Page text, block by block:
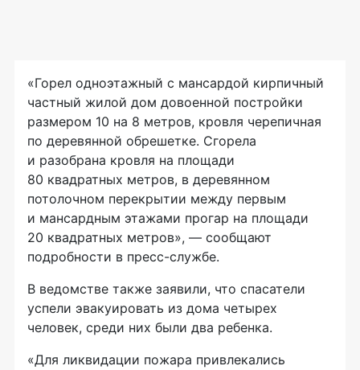
«Горел одноэтажный с мансардой кирпичный
частный жилой дом довоенной постройки
размером 10 на 8 метров, кровля черепичная
по деревянной обрешетке. Сгорела
и разобрана кровля на площади
80 квадратных метров, в деревянном
потолочном перекрытии между первым
и мансардным этажами прогар на площади
20 квадратных метров», — сообщают
подробности в пресс-службе.
В ведомстве также заявили, что спасатели
успели эвакуировать из дома четырех
человек, среди них были два ребенка.
«Для ликвидации пожара привлекались